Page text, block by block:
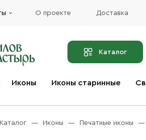
О проекте Доставка
Каталог
Иконы Иконы старинные
Церковная утварь
Каталог Иконы Печатные иконы